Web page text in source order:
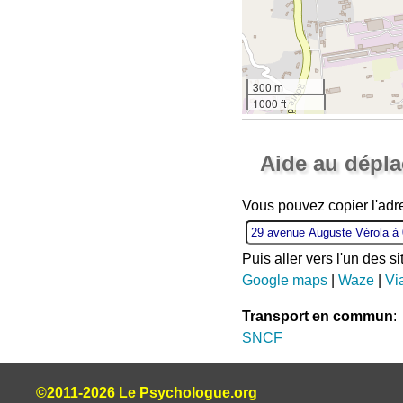
300 m
1000 ft
Aide au
Vous pouvez copier
Puis aller vers l'un des
Google maps| Waze|
Transport en commun:
SNCF
©2011-2026 Le Psychologue.org